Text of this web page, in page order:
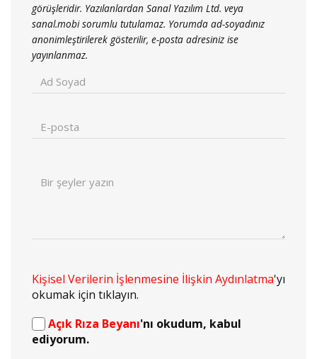
görüşleridir. Yazılanlardan Sanal Yazılım Ltd. veya
sanal.mobi sorumlu tutulamaz. Yorumda ad-soyadınız
anonimleştirilerek gösterilir, e-posta adresiniz ise
yayınlanmaz.
Kişisel Verilerin İşlenmesine İlişkin Aydınlatma'yı
okumak için tıklayın.
Açık Rıza Beyanı'nı okudum, kabul
ediyorum.